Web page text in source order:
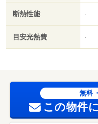
／保証会社利用可／Ｉ
（ドラッグストア）まで
ンビニ）まで１５０ｍ／
ール山室ショッピングセ
賃貸戸数:14戸
断熱性能 -
目安光熱費 -
無料
この物件